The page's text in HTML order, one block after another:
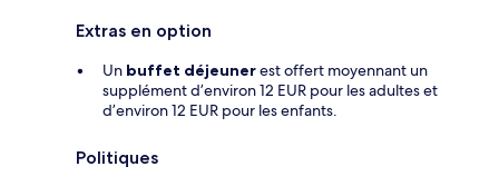
Extras en option
Un buffet déjeunerest offert moyennant un
supplément d’environ 12 EUR pour les adultes et
d’environ 12 EUR pour les enfants.
Politiques